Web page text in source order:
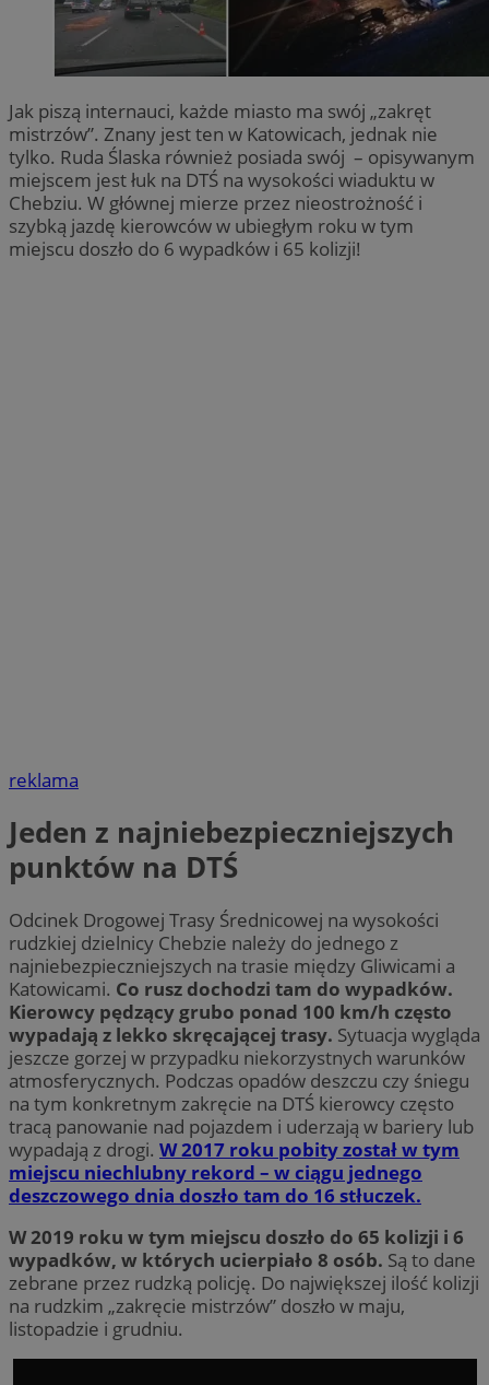
Jak piszą internauci, każde miasto ma swój „zakręt
mistrzów”. Znany jest ten w Katowicach, jednak nie
tylko. Ruda Ślaska również posiada swój – opisywanym
miejscem jest łuk na DTŚ na wysokości wiaduktu w
Chebziu. W głównej mierze przez nieostrożność i
szybką jazdę kierowców w ubiegłym roku w tym
miejscu doszło do 6 wypadków i 65 kolizji!
reklama
Jeden z najniebezpieczniejszych
punktów na DTŚ
Odcinek Drogowej Trasy Średnicowej na wysokości
rudzkiej dzielnicy Chebzie należy do jednego z
najniebezpieczniejszych na trasie między Gliwicami a
Katowicami. Co rusz dochodzi tam do wypadków.
Kierowcy pędzący grubo ponad 100 km/h często
wypadają z lekko skręcającej trasy. Sytuacja wygląda
jeszcze gorzej w przypadku niekorzystnych warunków
atmosferycznych. Podczas opadów deszczu czy śniegu
na tym konkretnym zakręcie na DTŚ kierowcy często
tracą panowanie nad pojazdem i uderzają w bariery lub
wypadają z drogi. W 2017 roku pobity został w tym
miejscu niechlubny rekord – w ciągu jednego
deszczowego dnia doszło tam do 16 stłuczek.
W 2019 roku w tym miejscu doszło do 65 kolizji i 6
wypadków, w których ucierpiało 8 osób. Są to dane
zebrane przez rudzką policję. Do największej ilość kolizji
na rudzkim „zakręcie mistrzów” doszło w maju,
listopadzie i grudniu.